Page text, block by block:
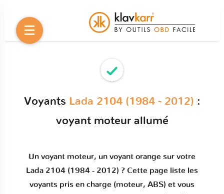
Voyants Lada 2104 (1984 - 2012) :
voyant moteur allumé
Un voyant moteur, un voyant orange sur votre
Lada 2104 (1984 - 2012) ? Cette page liste les
voyants pris en charge (moteur, ABS) et vous